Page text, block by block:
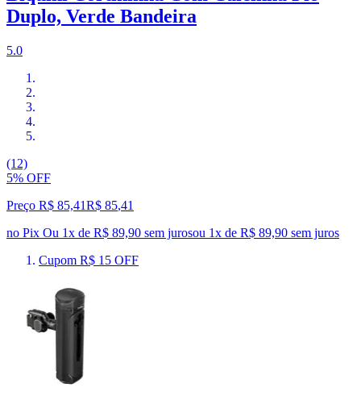
Duplo, Verde Bandeira
5.0
(12)
5% OFF
Preço R$ 85,41R$ 85,41
no Pix Ou 1x de R$ 89,90 sem jurosou 1x de R$ 89,90 sem juros
Cupom R$ 15 OFF